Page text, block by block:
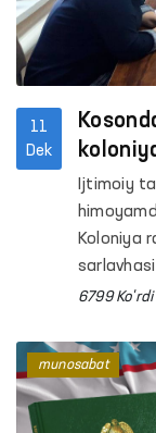
11
Dek
Ijtimoiy
Koloniya
bilan
oshirilgan
6799 Ko'rdi
munosabat